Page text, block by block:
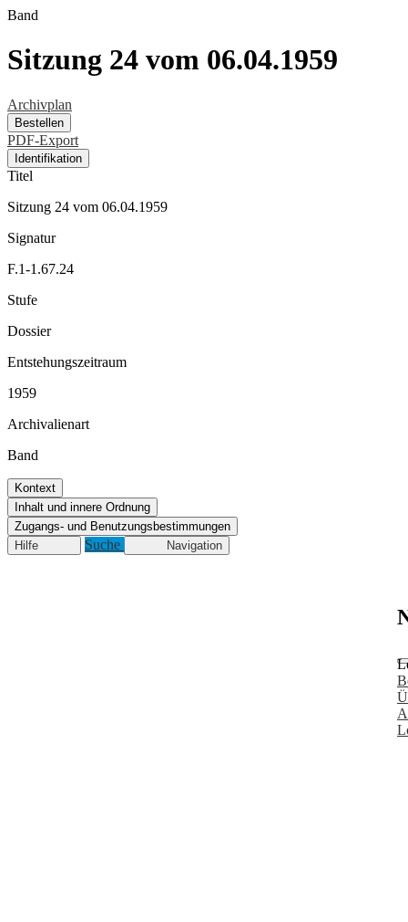
Band
Sitzung 24 vom 06.04.1959
Archivplan
Bestellen
PDF-Export
Identifikation
Titel
Sitzung 24 vom 06.04.1959
Signatur
F.1-1.67.24
Stufe
Dossier
Entstehungszeitraum
1959
Archivalienart
Band
Kontext
Inhalt und innere Ordnung
Zugangs- und Benutzungsbestimmungen
Hilfe
Suche Navigation